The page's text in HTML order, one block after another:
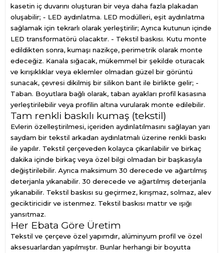
kasetin iç duvarını oluşturan bir veya daha fazla plakadan
oluşabilir; - LED aydınlatma. LED modülleri, eşit aydınlatma
sağlamak için tekrarlı olarak yerleştirilir; Ayrıca kutunun içinde
LED transformatörü olacaktır. - Tekstil baskısı. Kutu monte
edildikten sonra, kumaşı nazikçe, perimetrik olarak monte
edeceğiz. Kanala sığacak, mükemmel bir şekilde oturacak
ve kırışıklıklar veya eklemler olmadan güzel bir görüntü
sunacak, çevresi dikilmiş bir silikon bant ile birlikte gelir; -
Taban. Boyutlara bağlı olarak, taban ayakları profil kasasına
yerleştirilebilir veya profilin altına vurularak monte edilebilir.
Tam renkli baskılı kumaş (tekstil)
Evlerin özelleştirilmesi, içeriden aydınlatılmasını sağlayan yarı
saydam bir tekstil arkadan aydınlatmalı üzerine renkli baskı
ile yapılır. Tekstil çerçeveden kolayca çıkarılabilir ve birkaç
dakika içinde birkaç veya özel bilgi olmadan bir başkasıyla
değiştirilebilir. Ayrıca maksimum 30 derecede ve ağartılmış
deterjanla yıkanabilir. 30 derecede ve ağartılmış deterjanla
yıkanabilir. Tekstil baskısı su geçirmez, kırışmaz, solmaz, alev
geciktiricidir ve istenmez. Tekstil baskısı mattır ve ışığı
yansıtmaz.
Her Ebata Göre Üretim
Tekstil ve çerçeve özel yapımdır, alüminyum profil ve özel
aksesuarlardan yapılmıştır. Bunlar herhangi bir boyutta